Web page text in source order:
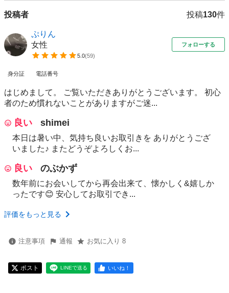
投稿者 投稿130件
ぷりん
女性
5.0(59)
フォローする
身分証 電話番号
はじめまして。 ご覧いただきありがとうございます。 初心
者のため慣れないことがありますがご迷...
良い shimei
本日は暑い中、気持ち良いお取引きを ありがとうござ
いました♪ またどうぞよろしくお...
良い のぶかず
数年前にお会いしてから再会出来て、懐かしく&嬉しか
ったです😊 安心してお取引でき...
評価をもっと見る
注意事項 通報 お気に入り 8
ポスト LINEで送る いいね！